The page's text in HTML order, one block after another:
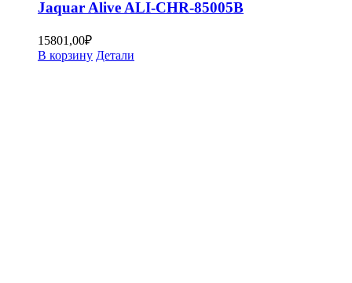
Jaquar Alive ALI-CHR-85005B
15801,00₽
В корзину Детали